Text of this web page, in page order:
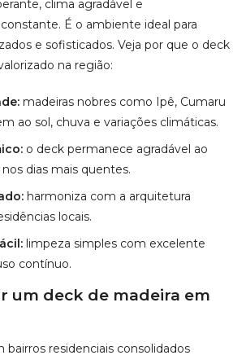
harmoniza com a arquitetura
locais.
limpeza simples com excelente
contínuo.
um deck de madeira em
varandas e áreas de lazer
externas de casas e chácaras
recreativos da cidade
que buscam elegância e